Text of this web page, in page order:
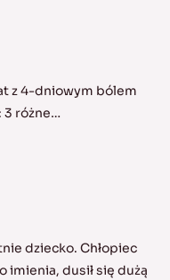
z 4-dniowym bólem
3 różne…
dziecko. Chłopiec
imienia, dusił się dużą